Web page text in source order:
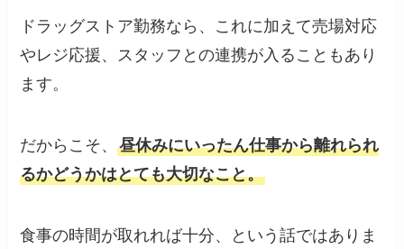
ドラッグストア勤務なら、これに加えて売場対応
やレジ応援、スタッフとの連携が入ることもあり
ます。
だからこそ、昼休みにいったん仕事から離れられ
るかどうかはとても大切なこと。
食事の時間が取れれば十分、という話ではありま